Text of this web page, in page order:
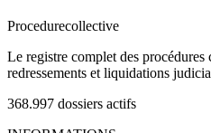
Procedurecollective
Le registre complet des
redressements et liquidations
368.997 dossiers actifs